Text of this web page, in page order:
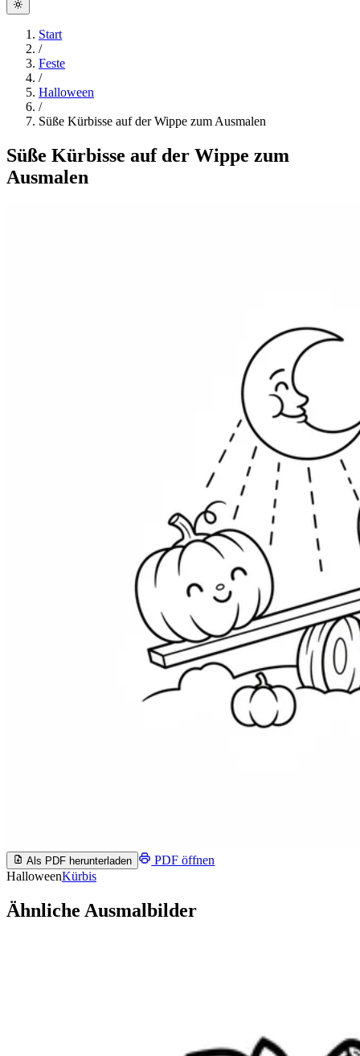
Start
/
Feste
/
Halloween
/
Süße Kürbisse auf der Wippe zum Ausmalen
Süße Kürbisse auf der Wippe zum
Ausmalen
Als PDF herunterladen
PDF öffnen
HalloweenKürbis
Ähnliche Ausmalbilder